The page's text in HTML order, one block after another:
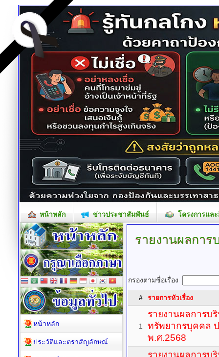
หน้าหลัก ข่าวประชาสัมพันธ์ โครงการแล
รายงานผลกา
กรองตามชื่อเรื่อง
# รายการหัวเรื่อง
1
รายงานผลการบ
ทรัพยากรบุคคล
พ.ศ.2568
รายงานผลการบ
หน้าหลัก
ประวัติและตราสัญลักษณ์